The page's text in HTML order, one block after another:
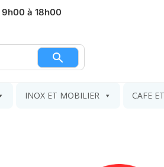
à 18h00
INOX ET MOBILIER CAFE